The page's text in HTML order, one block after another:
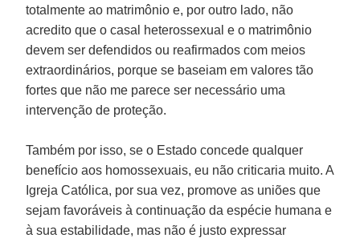
totalmente ao matrimônio e, por outro lado, não
acredito que o casal heterossexual e o matrimônio
devem ser defendidos ou reafirmados com meios
extraordinários, porque se baseiam em valores tão
fortes que não me parece ser necessário uma
intervenção de proteção.
Também por isso, se o Estado concede qualquer
benefício aos homossexuais, eu não criticaria muito. A
Igreja Católica, por sua vez, promove as uniões que
sejam favoráveis à continuação da espécie humana e
à sua estabilidade, mas não é justo expressar